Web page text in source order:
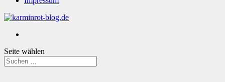
Seite wählen